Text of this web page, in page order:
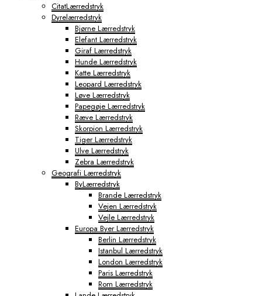
CitatLærredstryk
Dyrelærredstryk
Bjørne Lærredstryk
Elefant Lærredstryk
Giraf Lærredstryk
Hunde Lærredstryk
Katte Lærredstryk
Leopard Lærredstryk
Løve Lærredstryk
Papegøje Lærredstryk
Ræve Lærredstryk
Skorpion Lærredstryk
Tiger Lærredstryk
Ulve Lærredstryk
Zebra Lærredstryk
Geografi Lærredstryk
ByLærredstryk
Brande Lærredstryk
Vejen Lærredstryk
Vejle Lærredstryk
Europa Byer Lærredstryk
Berlin Lærredstryk
Istanbul Lærredstryk
London Lærredstryk
Paris Lærredstryk
Rom Lærredstryk